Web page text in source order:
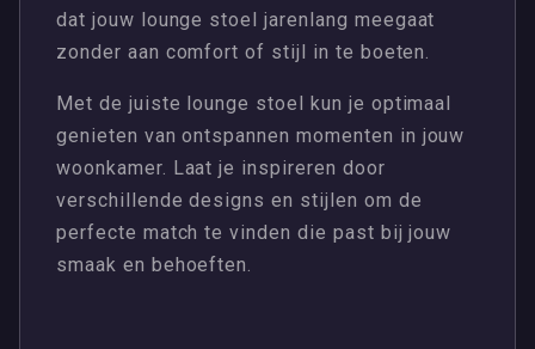
dat jouw lounge stoel jarenlang meegaat
zonder aan comfort of stijl in te boeten.
Met de juiste lounge stoel kun je optimaal
genieten van ontspannen momenten in jouw
woonkamer. Laat je inspireren door
verschillende designs en stijlen om de
perfecte match te vinden die past bij jouw
smaak en behoeften.